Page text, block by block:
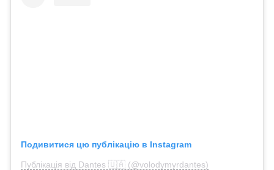
Подивитися цю публікацію в Instagram
Публікація від Dantes 🇺🇦 (@volodymyrdantes)